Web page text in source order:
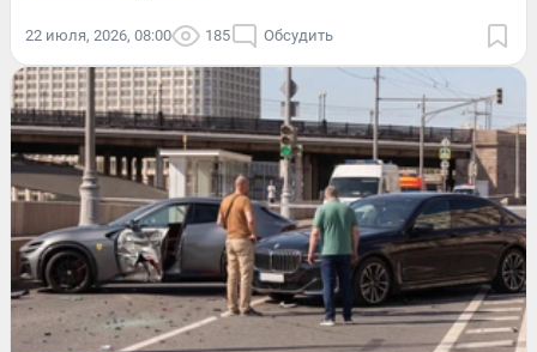
22 июля, 2026, 08:00 185 Обсудить